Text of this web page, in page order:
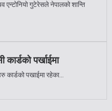
एन्टोनियो गुटेरेसले नेपालको शान्ति
पर्खाईमा
पखाईमा रहेका...